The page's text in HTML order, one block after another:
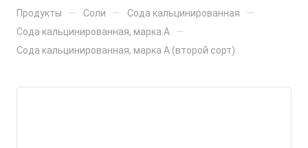
Продукты — Соли — Сода кальцинированная —
Сода кальцинированная, марка А —
Сода кальцинированная, марка А (второй сорт)